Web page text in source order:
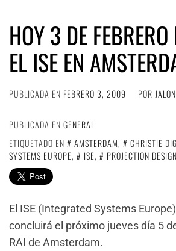
HOY 3 DE
EL ISE EN
PUBLICADA EN FEBRERO 3, 2009 POR
PUBLICADA EN GENERAL
ETIQUETADO EN
AMSTERDAM, CHRISTIE
SYSTEMS EUROPE, ISE, PROJECTION DESIGN
El ISE (Integrated Systems
concluirá el próximo jueves día 5
RAI de Amsterdam.